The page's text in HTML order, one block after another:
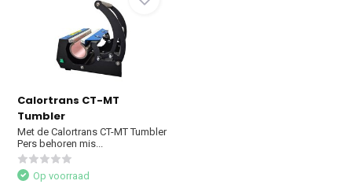
Calortrans CT-MT
Tumbler
Met de Calortrans CT-MT Tumbler
Pers behoren mis...
Op voorraad